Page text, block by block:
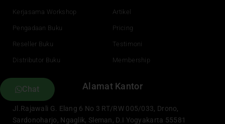
Kerjasama Workshop
Pengadaan Buku
Reseller Buku
Distributor Buku
Artikel
Pricing
Testimoni
Membership
Alamat Kantor
Jl.Rajawali G. Elang 6 No 3 RT/RW 005/033, Drono,
Sardonoharjo, Ngaglik, Sleman, D.I Yogyakarta 55581
Chat